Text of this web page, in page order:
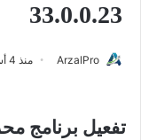
33.0.0.23
ArzalPro منذ 4 أسابيع